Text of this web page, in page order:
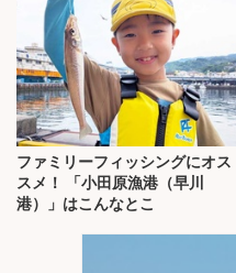
ファミリーフィッシングにオス
スメ！ 「小田原漁港（早川
港）」はこんなとこ